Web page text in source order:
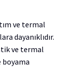
ve termal
dayanıklıdır.
ve termal
boyama